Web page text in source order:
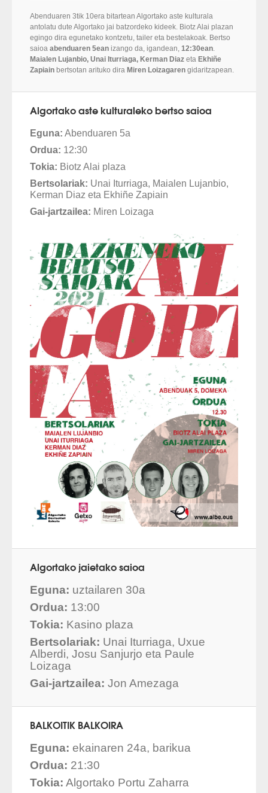
Abenduaren 3tik 10era bitartean Algortako aste kulturala
antolatu dute Algortako jai batzordeko kideek. Biotz Alai plazan
egingo dira egunetako kontzetu, tailer eta bestelakoak. Bertso
saioa abenduaren 5ean izango da, igandean, 12:30ean
Maialen Lujanbio, Unai Iturriaga, Kerman Diaz eta Ekhiñe
Zapiain bertsotan arituko dira Miren Loizagaren gidaritzapean.
Algortako aste kulturaleko bertso saioa
Eguna: Abenduaren 5a
Ordua: 12:30
Tokia: Biotz Alai plaza
Bertsolariak: Unai Iturriaga, Maialen Lujanbio,
Kerman Diaz eta Ekhiñe Zapiain
Gai-jartzailea: Miren Loizaga
Algortako jaietako saioa
Eguna: uztailaren 30a
Ordua: 13:00
Tokia: Kasino plaza
Bertsolariak: Unai Iturriaga, Uxue
Alberdi, Josu Sanjurjo eta Paule
Loizaga
Gai-jartzailea: Jon Amezaga
BALKOITIK BALKOIRA
Eguna: ekainaren 24a, barikua
Ordua: 21:30
Tokia: Algortako Portu Zaharra